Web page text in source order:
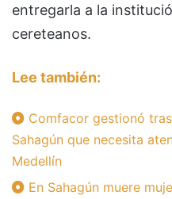
entregarla a la
cereteanos.
Lee también:
Comfacor gestionó
Sahagún que necesita
Medellín
En Sahagún muere